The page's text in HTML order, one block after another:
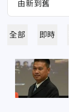
全部 即時